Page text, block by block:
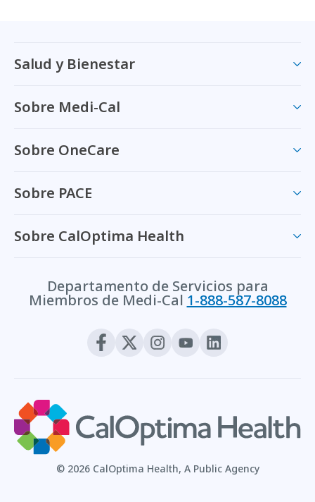
Salud y Bienestar
Sobre Medi-Cal
Sobre OneCare
Sobre PACE
Sobre CalOptima Health
Departamento de Servicios para
Miembros de Medi-Cal 1-888-587-8088
© 2026 CalOptima Health, A Public Agency